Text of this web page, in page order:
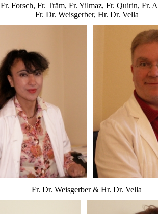
Fr. Forsch, Fr. Träm, Fr. Yilmaz, Fr. Quirin, Fr.
Fr. Dr. Weisgerber, Hr. Dr. Vella
Fr. Dr. Weisgerber & Hr. Dr. Vella